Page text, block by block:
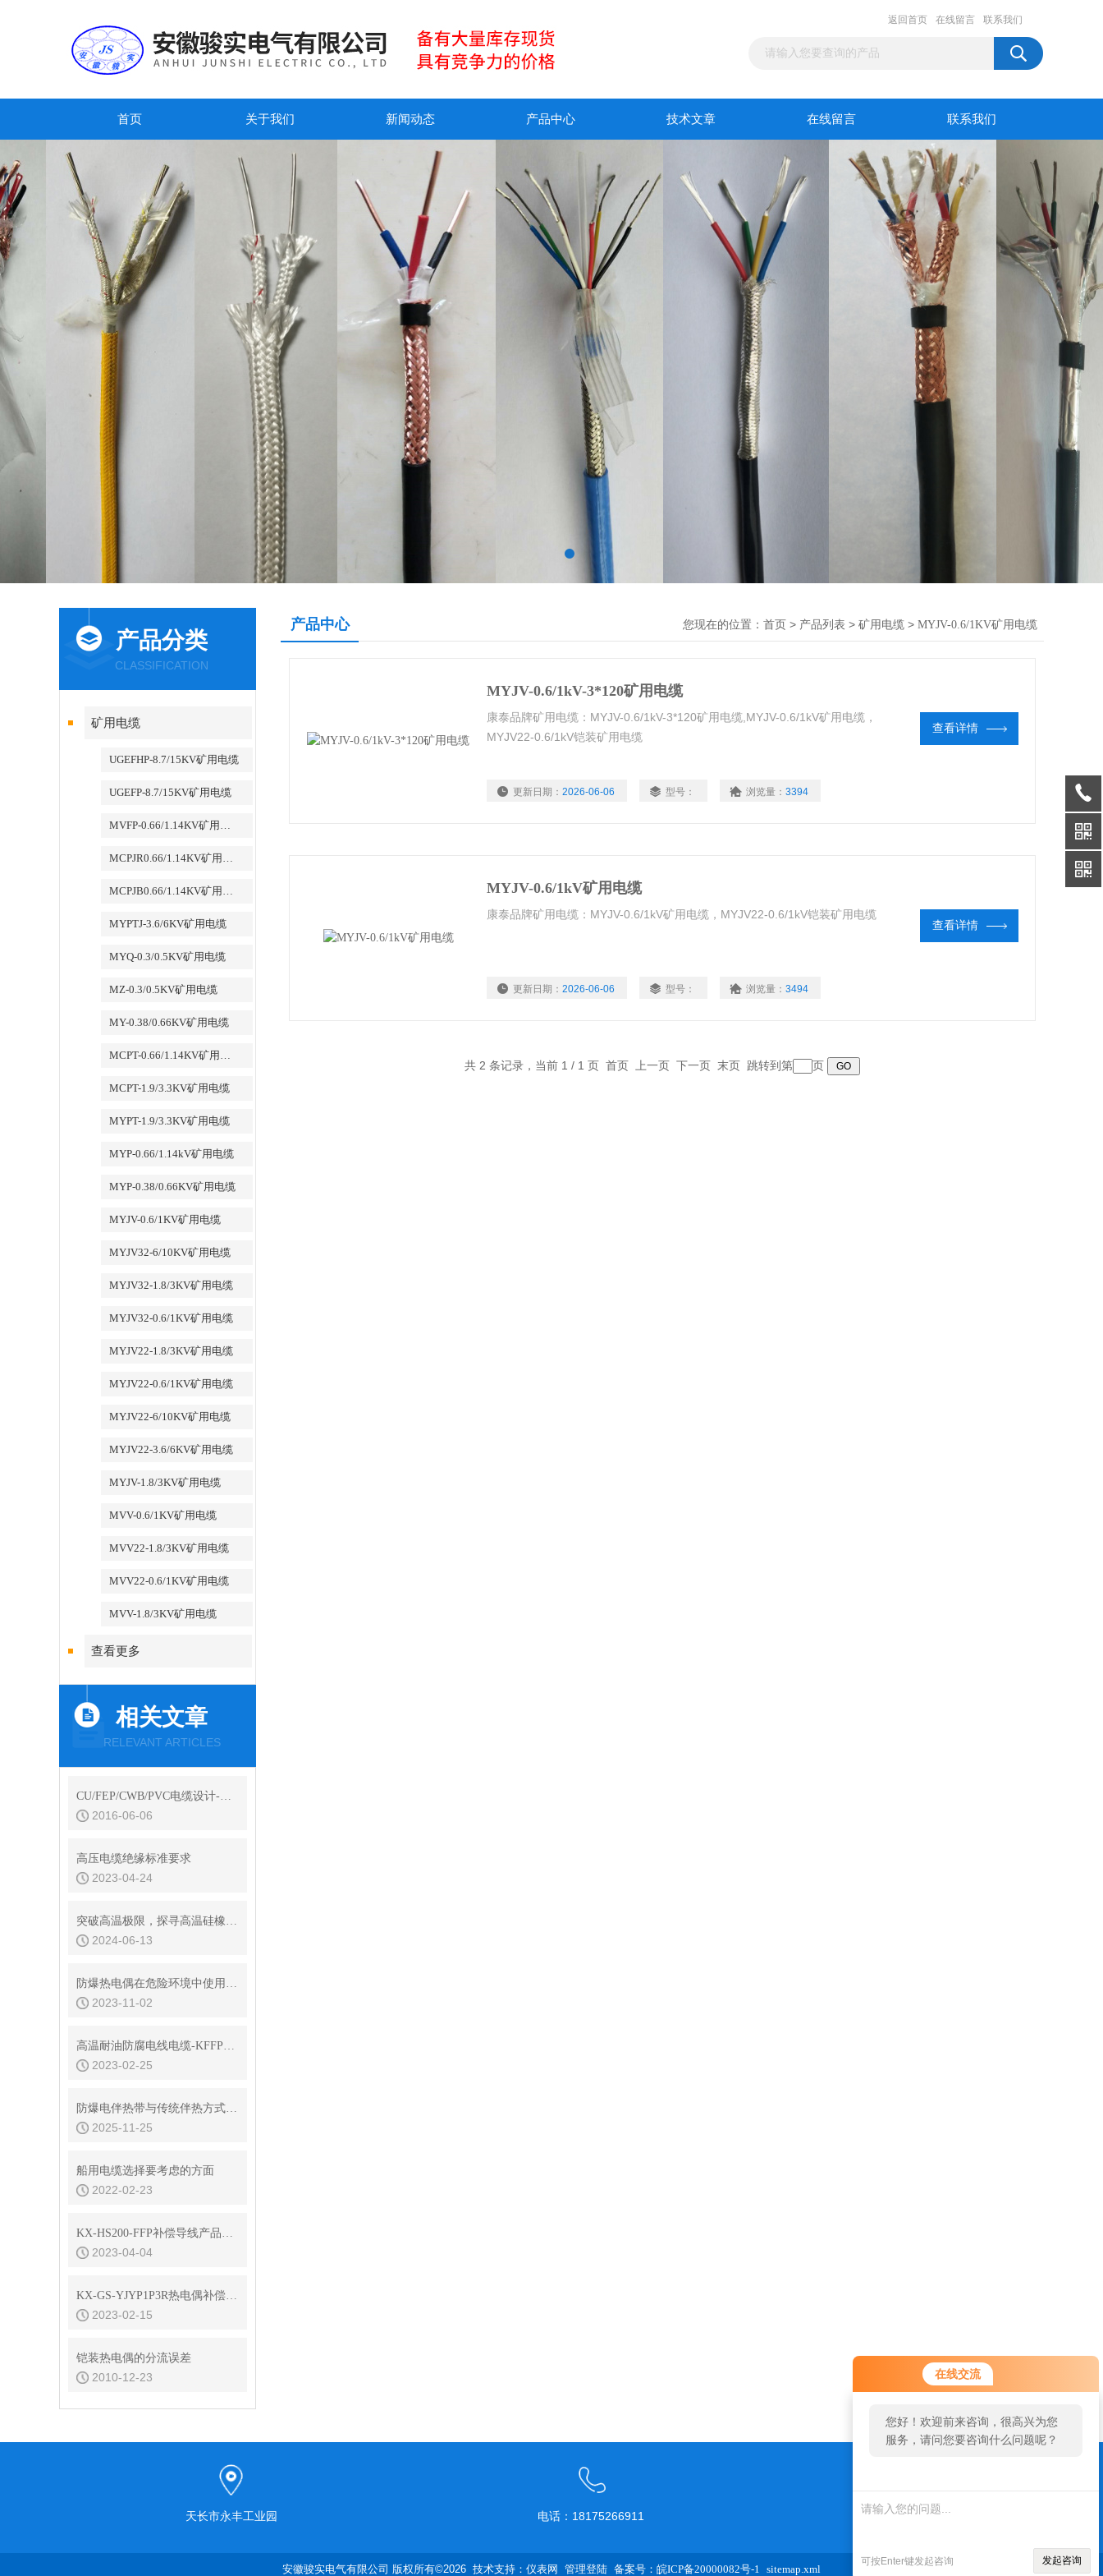
在线交流
您好！欢迎前来咨询，很高兴为您
服务，请问您要咨询什么问题呢？
您好，看您停留很久了，是否找到
了需求产品，您可以直接在线与我
可按Enter键发起咨询 发起咨询
返回首页 在线留言 联系我们
首页 关于我们 新闻动态 产品中心 技术文章 在线留言 联系我们
产品分类
CLASSIFICATION
矿用电缆
UGEFHP-8.7/15KV矿用电缆
UGEFP-8.7/15KV矿用电缆
MVFP-0.66/1.14KV矿用电缆
MCPJR0.66/1.14KV矿用电缆
MCPJB0.66/1.14KV矿用电缆
MYPTJ-3.6/6KV矿用电缆
MYQ-0.3/0.5KV矿用电缆
MZ-0.3/0.5KV矿用电缆
MY-0.38/0.66KV矿用电缆
MCPT-0.66/1.14KV矿用电缆
MCPT-1.9/3.3KV矿用电缆
MYPT-1.9/3.3KV矿用电缆
MYP-0.66/1.14kV矿用电缆
MYP-0.38/0.66KV矿用电缆
MYJV-0.6/1KV矿用电缆
MYJV32-6/10KV矿用电缆
MYJV32-1.8/3KV矿用电缆
MYJV32-0.6/1KV矿用电缆
MYJV22-1.8/3KV矿用电缆
MYJV22-0.6/1KV矿用电缆
MYJV22-6/10KV矿用电缆
MYJV22-3.6/6KV矿用电缆
MYJV-1.8/3KV矿用电缆
MVV-0.6/1KV矿用电缆
MVV22-1.8/3KV矿用电缆
MVV22-0.6/1KV矿用电缆
MVV-1.8/3KV矿用电缆
查看更多
相关文章
RELEVANT ARTICLES
CU/FEP/CWB/PVC电缆设计-康泰品牌电缆
2016-06-06
高压电缆绝缘标准要求
2023-04-24
突破高温极限，探寻高温硅橡胶电缆的奥秘
2024-06-13
防爆热电偶在危险环境中使用时需要注意哪些安全事项？
2023-11-02
高温耐油防腐电线电缆-KFFP控制电缆
2023-02-25
防爆电伴热带与传统伴热方式性能对比
2025-11-25
船用电缆选择要考虑的方面
2022-02-23
KX-HS200-FFP补偿导线产品选型
2023-04-04
KX-GS-YJYP1P3R热电偶补偿导线规格书
2023-02-15
铠装热电偶的分流误差
2010-12-23
产品中心 您现在的位置： 首页 > 产品列表 > 矿用电缆 > MYJV-0.6/1KV矿用电缆
MYJV-0.6/1kV-3*120矿用电缆
康泰品牌矿用电缆：MYJV-0.6/1kV-3*120矿用电缆,MYJV-0.6/1kV矿用电缆，
MYJV22-0.6/1kV铠装矿用电缆
更新日期： 2026-06-06 型号： 浏览量： 3394
查看详情
MYJV-0.6/1kV矿用电缆
康泰品牌矿用电缆：MYJV-0.6/1kV矿用电缆，MYJV22-0.6/1kV铠装矿用电缆
更新日期： 2026-06-06 型号： 浏览量： 3494
查看详情
共 2 条记录，当前 1 / 1 页 首页 上一页 下一页 末页 跳转到第 页
天长市永丰工业园 电话：18175266911 ahtk1718@163.com
安徽骏实电气有限公司 版权所有©2026 技术支持： 仪表网 管理登陆 备案号：皖ICP备20000082号-1 sitemap.xml